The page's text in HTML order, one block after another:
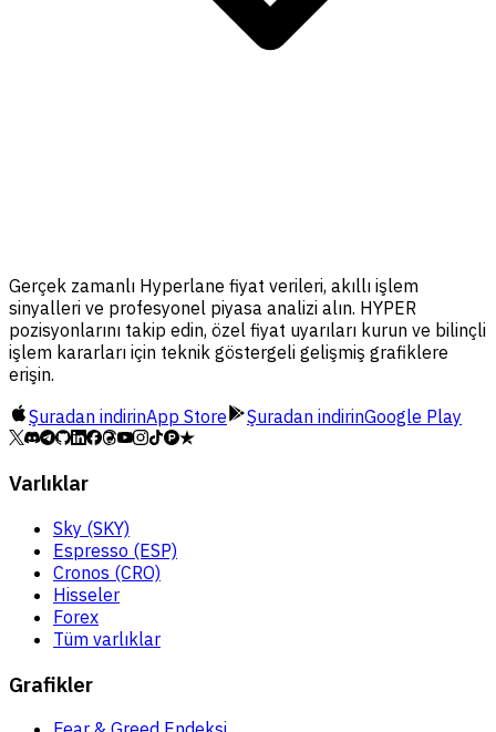
Gerçek zamanlı Hyperlane fiyat verileri, akıllı işlem
sinyalleri ve profesyonel piyasa analizi alın. HYPER
pozisyonlarını takip edin, özel fiyat uyarıları kurun ve bilinçli
işlem kararları için teknik göstergeli gelişmiş grafiklere
erişin.
Şuradan indirinApp Store Şuradan indirinGoogle Play
Varlıklar
Sky (SKY)
Espresso (ESP)
Cronos (CRO)
Hisseler
Forex
Tüm varlıklar
Grafikler